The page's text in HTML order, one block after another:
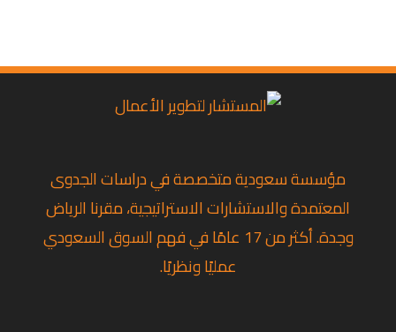
مؤسسة سعودية متخصصة في دراسات الجدوى
المعتمدة والاستشارات الاستراتيجية، مقرنا الرياض
وجدة. أكثر من 17 عامًا في فهم السوق السعودي
عمليًا ونظريًا.